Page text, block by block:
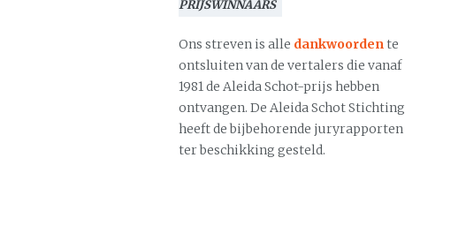
PRIJSWINNAARS
Ons streven is alle dankwoordente
ontsluiten van de vertalers die vanaf
1981 de Aleida Schot-prijs hebben
ontvangen. De Aleida Schot Stichting
heeft de bijbehorende juryrapporten
ter beschikking gesteld.